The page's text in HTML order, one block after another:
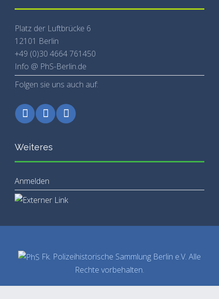
Platz der Luftbrücke 6
12101 Berlin
+49 (0)30 4664 761450
Info @ PhS-Berlin.de
Folgen sie uns auch auf:
Weiteres
Anmelden
Fk. Polizeihistorische Sammlung Berlin e.V. Alle
Rechte vorbehalten.